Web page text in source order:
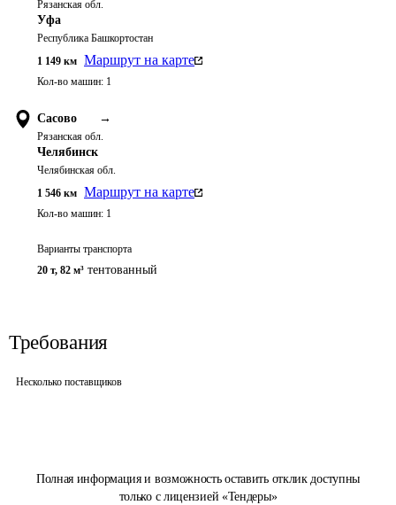
Полная информация и возможность оставить отклик доступны
только с лицензией «Тендеры»
Рязанская обл.
Уфа
Республика Башкортостан
1 149 км Маршрут на карте
Кол-во машин: 1
Сасово →
Рязанская обл.
Челябинск
Челябинская обл.
1 546 км Маршрут на карте
Кол-во машин: 1
Варианты транспорта
20 т, 82 м³ тентованный
Требования
Несколько поставщиков